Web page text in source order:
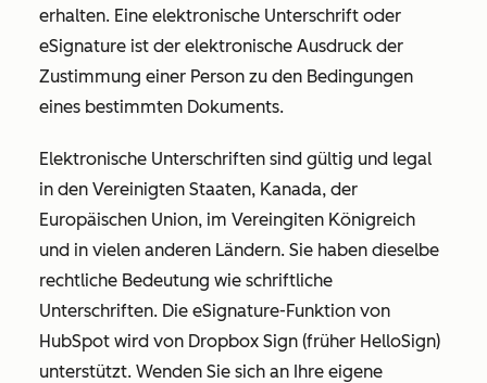
erhalten. Eine elektronische Unterschrift oder
eSignature ist der elektronische Ausdruck der
Zustimmung einer Person zu den Bedingungen
eines bestimmten Dokuments.
Elektronische Unterschriften sind gültig und legal
in den Vereinigten Staaten, Kanada, der
Europäischen Union, im Vereingiten Königreich
und in vielen anderen Ländern. Sie haben dieselbe
rechtliche Bedeutung wie schriftliche
Unterschriften. Die eSignature-Funktion von
HubSpot wird von Dropbox Sign (früher HelloSign)
unterstützt. Wenden Sie sich an Ihre eigene